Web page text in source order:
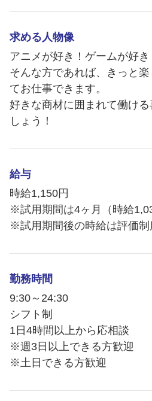
求める人物像
アニメが好き！ゲームが好き
そんな方であれば、きっと
てお仕事できます。
好きな商材に囲まれて働け
しょう！
給与
時給1,150円
※試用期間は4ヶ月（時給
※試用期間後の時給は評価
勤務時間
9:30～24:30
シフト制
1日4時間以上から応相談
※週3日以上できる方歓迎
※土日できる方歓迎